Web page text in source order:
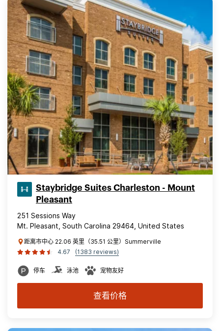
Staybridge Suites Charleston - Mount
Pleasant
251 Sessions Way
Mt. Pleasant, South Carolina 29464, United States
距离市中心 22.06 英里（35.51 公里）Summerville
4.67
(1383 reviews)
停车 泳池 宠物友好
查看价格